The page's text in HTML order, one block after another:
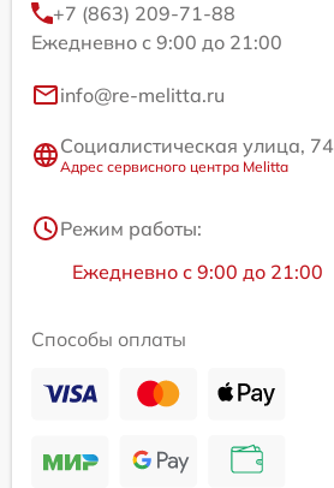
+7 (863) 209-71-88
Ежедневно с 9:00 до 21:00
info@re-melitta.ru
Социалистическая улица, 74
Адрес сервисного центра Melitta
Режим работы:
Ежедневно с 9:00 до 21:00
Способы оплаты